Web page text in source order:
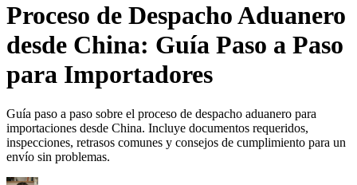
Proceso de Despacho Aduanero
desde China: Guía Paso a Paso
para Importadores
Guía paso a paso sobre el proceso de despacho aduanero para
importaciones desde China. Incluye documentos requeridos,
inspecciones, retrasos comunes y consejos de cumplimiento para un
envío sin problemas.